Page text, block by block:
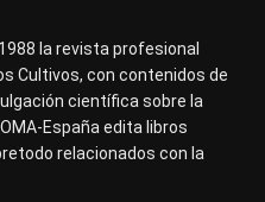
la revista profesional
Cultivos, con contenidos de
científica sobre la
España edita libros
relacionados con la